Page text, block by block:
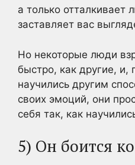
а только отталкивает
заставляет вас
Но некоторые люди
быстро, как другие, и,
научились другим
своих эмоций, они
себя так, как
5) Он боится